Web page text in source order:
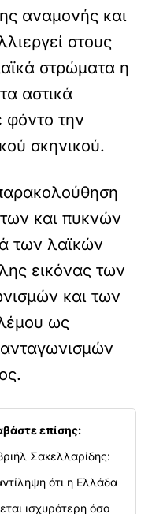
αναμονής και
στους
στρώματα η
αστικά
την
σκηνικού.
και πυκνών
των λαϊκών
εικόνας των
και των
ως
επίσης:
Σακελλαρίδης:
ότι η Ελλάδα
ισχυρότερη όσο